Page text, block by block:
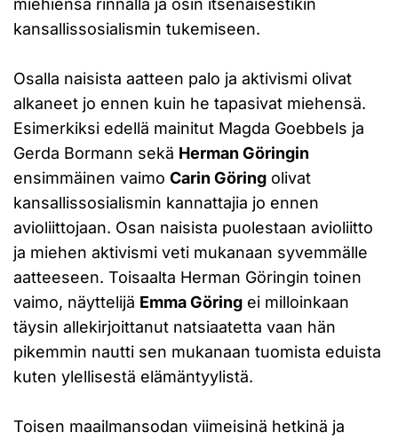
kansallissosialismin tukemiseen.
Osalla naisista aatteen palo ja aktivismi olivat
alkaneet jo ennen kuin he tapasivat miehensä.
Esimerkiksi edellä mainitut Magda Goebbels ja
Gerda Bormann sekä Herman Göringin
ensimmäinen vaimo Carin Göring olivat
kansallissosialismin kannattajia jo ennen
avioliittojaan. Osan naisista puolestaan avioliitto
ja miehen aktivismi veti mukanaan syvemmälle
aatteeseen. Toisaalta Herman Göringin toinen
vaimo, näyttelijä Emma Göring ei milloinkaan
täysin allekirjoittanut natsiaatetta vaan hän
pikemmin nautti sen mukanaan tuomista eduista
kuten ylellisestä elämäntyylistä.
Toisen maailmansodan viimeisinä hetkinä ja